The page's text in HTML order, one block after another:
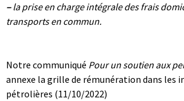
–la prise en charge intégrale des frais
transports en commun.
Notre communiqué Pour un soutien aux
annexe la grille de rémunération dans les
pétrolières (11/10/2022)